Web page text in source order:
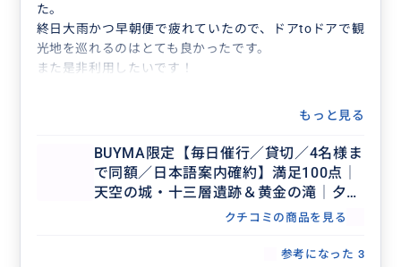
た。
終日大雨かつ早朝便で疲れていたので、ドアtoドアで観
光地を巡れるのはとても良かったです。
また是非利用したいです！
もっと見る
BUYMA限定【毎日催行／貸切／4名様ま
で同額／日本語案内確約】満足100点│
天空の城・十三層遺跡＆黄金の滝│夕方
の九分&夜十分天燈上げ体験ツアー8時
クチコミの商品を見る
参考になった 3